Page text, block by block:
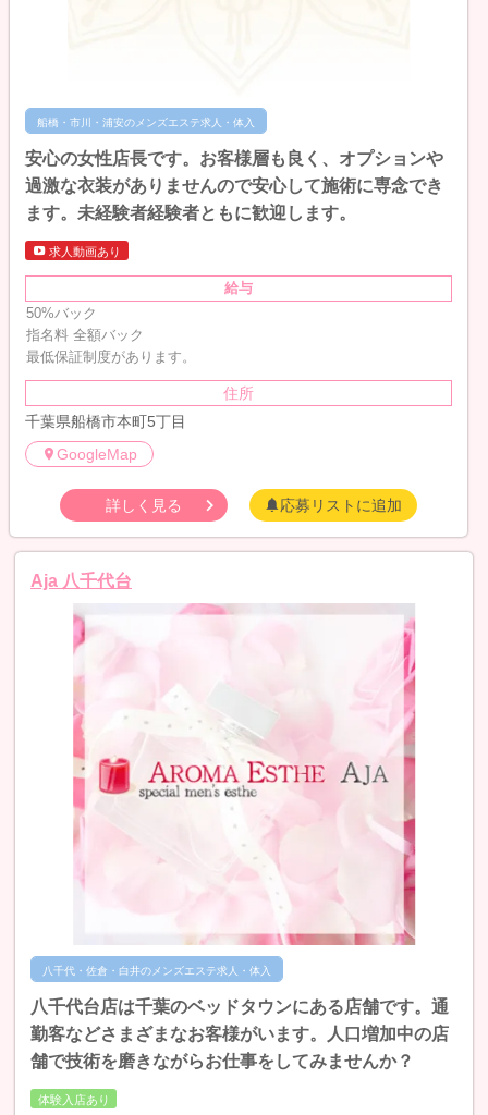
船橋・市川・浦安のメンズエステ求人・体入
安心の女性店長です。お客様層も良く、オプションや
過激な衣装がありませんので安心して施術に専念でき
ます。未経験者経験者ともに歓迎します。
求人動画あり
給与
50%バック
指名料 全額バック
最低保証制度があります。
住所
千葉県船橋市本町5丁目
GoogleMap
詳しく見る 応募リストに追加
Aja 八千代台
八千代・佐倉・白井のメンズエステ求人・体入
八千代台店は千葉のベッドタウンにある店舗です。通
勤客などさまざまなお客様がいます。人口増加中の店
舗で技術を磨きながらお仕事をしてみませんか？
体験入店あり